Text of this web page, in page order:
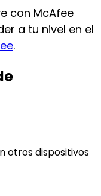
con McAfee
a tu nivel en el
.
otros dispositivos